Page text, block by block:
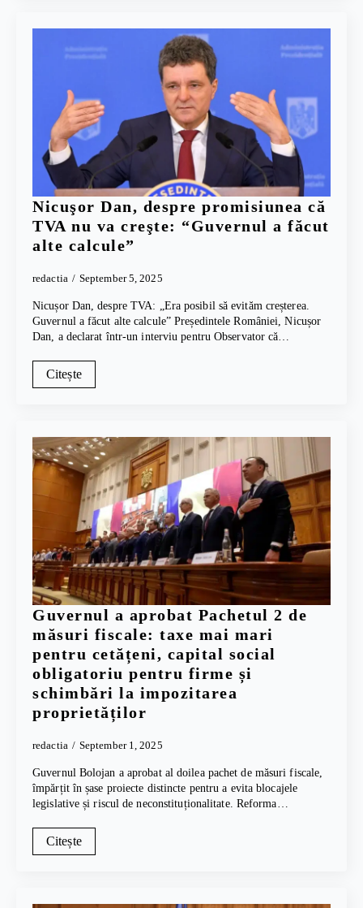
Nicuşor Dan, despre promisiunea că
TVA nu va creşte: “Guvernul a făcut
alte calcule”
redactia September 5, 2025
Nicușor Dan, despre TVA: „Era posibil să evităm creșterea.
Guvernul a făcut alte calcule” Președintele României, Nicușor
Dan, a declarat într-un interviu pentru Observator că…
Citește
Guvernul a aprobat Pachetul 2 de
măsuri fiscale: taxe mai mari
pentru cetățeni, capital social
obligatoriu pentru firme și
schimbări la impozitarea
proprietăților
redactia September 1, 2025
Guvernul Bolojan a aprobat al doilea pachet de măsuri fiscale,
împărțit în șase proiecte distincte pentru a evita blocajele
legislative și riscul de neconstituționalitate. Reforma…
Citește